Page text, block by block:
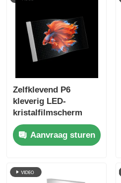
Zelfklevend P6
kleverig LED-
kristalfilmscherm
240mmx1000mm
Gemakkelijk te
installeren
Aanvraag sturen